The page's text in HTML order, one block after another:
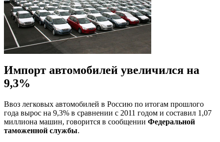
Импорт автомобилей увеличился на
9,3%
Ввоз легковых автомобилей в Россию по итогам прошлого
года вырос на 9,3% в сравнении с 2011 годом и составил 1,07
миллиона машин, говорится в сообщении Федеральной
таможенной службы.